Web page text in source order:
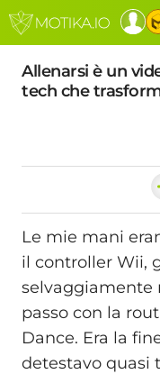
Allenarsi è un
tech che
Le mie mani
il controller Wii,
selvaggiamente
passo con la
Dance. Era la
detestavo quasi